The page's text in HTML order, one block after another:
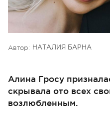
Автор: НАТАЛИЯ БАРНА
Алина Гросу
скрывала ото всех
возлюбленным.